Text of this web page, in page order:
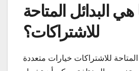
هي البدائل المتاحة
للاشتراكات؟
للاشتراكات خيارات متعددة